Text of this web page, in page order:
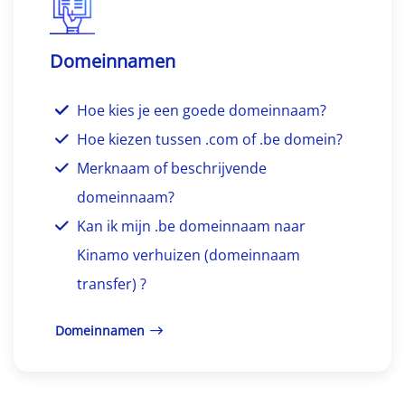
Domeinnamen
Hoe kies je een goede domeinnaam?
Hoe kiezen tussen .com of .be domein?
Merknaam of beschrijvende
domeinnaam?
Kan ik mijn .be domeinnaam naar
Kinamo verhuizen (domeinnaam
transfer) ?
Domeinnamen